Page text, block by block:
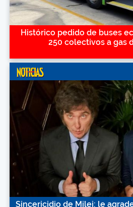
Histórico pedido de buses
250 colectivos a gas
Sincericidio de Milei: le